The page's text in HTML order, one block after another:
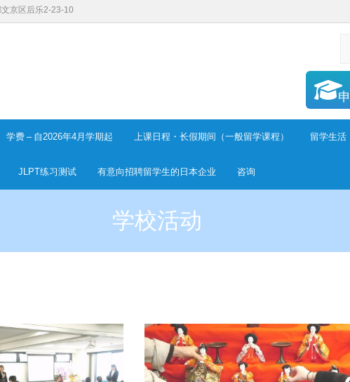
京区后乐2-23-10
学费 – 自2026年4月学期起 上课日程・长假期间（一般留学课程） 留学生活
JLPT练习测试 有意向招聘留学生的日本企业 咨询
学校活动